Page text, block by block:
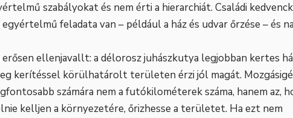
szabályokat és nem érti a hierarchiát. Családi
feladata van – például a ház és udvar őrzése – és
ellenjavallt: a délorosz juhászkutya legjobban kertes
kerítéssel körülhatárolt területen érzi jól magát.
számára nem a futókilométerek száma, hanem az,
kelljen a környezetére, őrizhesse a területet. Ha ezt nem